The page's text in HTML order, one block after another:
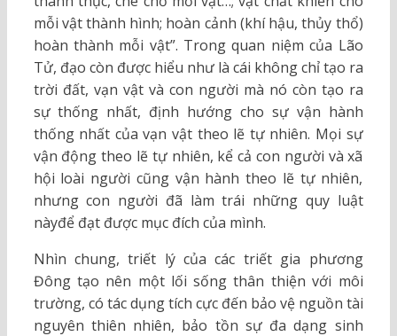
mỗi vật thành hình; hoàn cảnh (khí hậu, thủy thổ)
hoàn thành mỗi vật”. Trong quan niệm của Lão
Tử, đạo còn được hiểu như là cái không chỉ tạo ra
trời đất, vạn vật và con người mà nó còn tạo ra
sự thống nhất, định hướng cho sự vận hành
thống nhất của vạn vật theo lẽ tự nhiên. Mọi sự
vận động theo lẽ tự nhiên, kể cả con người và xã
hội loài người cũng vận hành theo lẽ tự nhiên,
nhưng con người đã làm trái những quy luật
nàyđể đạt được mục đích của mình.
Nhìn chung, triết lý của các triết gia phương
Đông tạo nên một lối sống thân thiện với môi
trường, có tác dụng tích cực đến bảo vệ nguồn tài
nguyên thiên nhiên, bảo tồn sự đa dạng sinh